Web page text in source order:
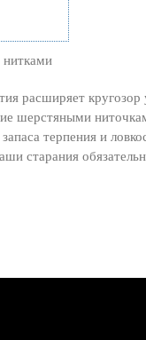
расширяет кругозор
шерстяными
терпения и
старания